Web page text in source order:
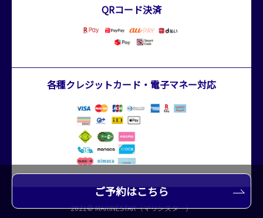
QRコード決済
各種クレジットカード・電子マネー対応
2021© MARINESTAR（マリンスター）
ご予約はこちら